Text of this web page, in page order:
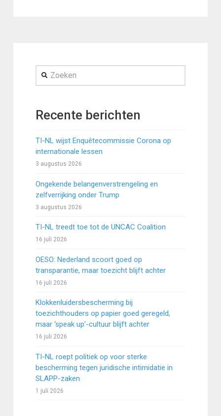
Zoeken
Recente berichten
TI-NL wijst Enquêtecommissie Corona op
internationale lessen
3 augustus 2026
Ongekende belangenverstrengeling en
zelfverrijking onder Trump
3 augustus 2026
TI-NL treedt toe tot de UNCAC Coalition
16 juli 2026
OESO: Nederland scoort goed op
transparantie, maar toezicht blijft achter
16 juli 2026
Klokkenluidersbescherming bij
toezichthouders op papier goed geregeld,
maar ‘speak up’-cultuur blijft achter
16 juli 2026
TI-NL roept politiek op voor sterke
bescherming tegen juridische intimidatie in
SLAPP-zaken
1 juli 2026